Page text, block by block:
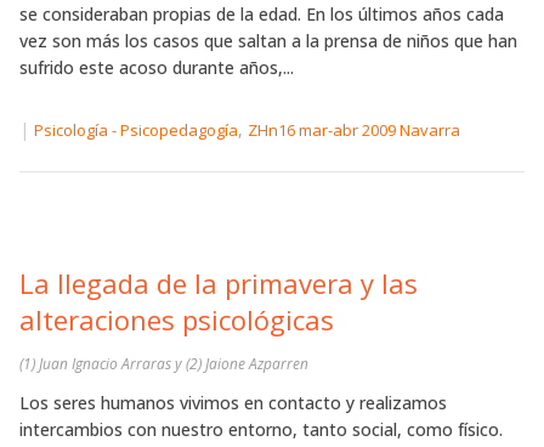
se consideraban propias de la edad. En los últimos años cada
vez son más los casos que saltan a la prensa de niños que han
sufrido este acoso durante años,...
| Psicología - Psicopedagogía, ZHn16 mar-abr 2009 Navarra
La llegada de la primavera y las
alteraciones psicológicas
(1) Juan Ignacio Arraras y (2) Jaione Azparren
Los seres humanos vivimos en contacto y realizamos
intercambios con nuestro entorno, tanto social, como físico.